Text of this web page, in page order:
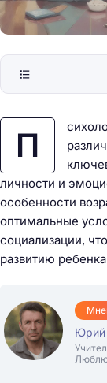
П
личности и
особенности
оптимальные
социализации,
развитию
Юрий
Люблю